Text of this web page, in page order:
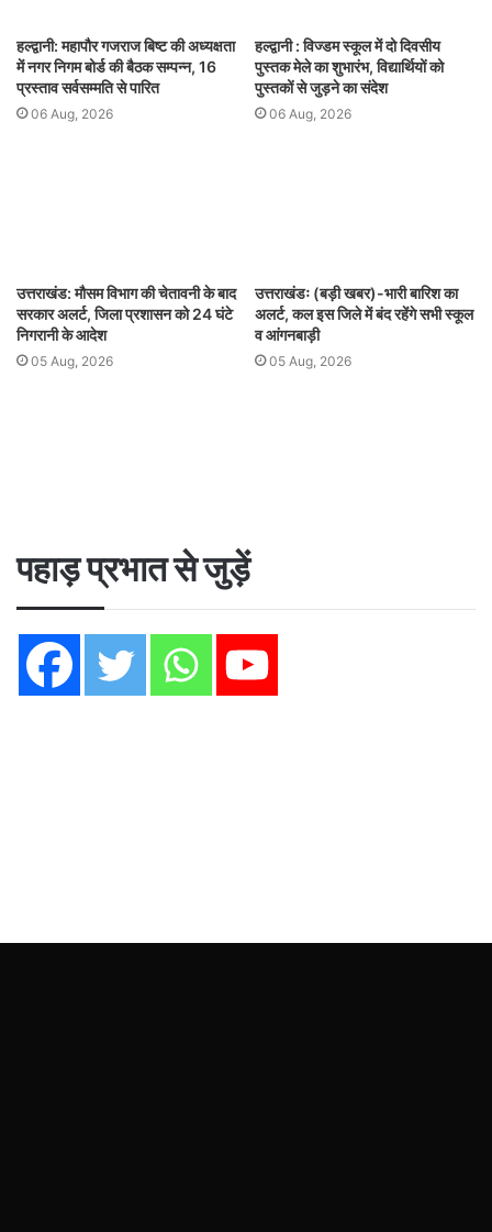
हल्द्वानी: महापौर गजराज बिष्ट की अध्यक्षता
में नगर निगम बोर्ड की बैठक सम्पन्न, 16
प्रस्ताव सर्वसम्मति से पारित
06 Aug, 2026
हल्द्वानी : विज्डम स्कूल में दो दिवसीय
पुस्तक मेले का शुभारंभ, विद्यार्थियों को
पुस्तकों से जुड़ने का संदेश
06 Aug, 2026
उत्तराखंड: मौसम विभाग की चेतावनी के बाद
सरकार अलर्ट, जिला प्रशासन को 24 घंटे
निगरानी के आदेश
05 Aug, 2026
उत्तराखंडः (बड़ी खबर)-भारी बारिश का
अलर्ट, कल इस जिले में बंद रहेंगे सभी स्कूल
व आंगनबाड़ी
05 Aug, 2026
पहाड़ प्रभात से जुड़ें